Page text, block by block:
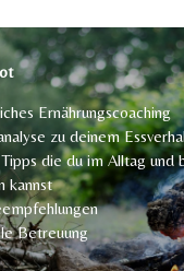
Ernährungscoaching
zu deinem
die du im Alltag und
kannst
Betreuung